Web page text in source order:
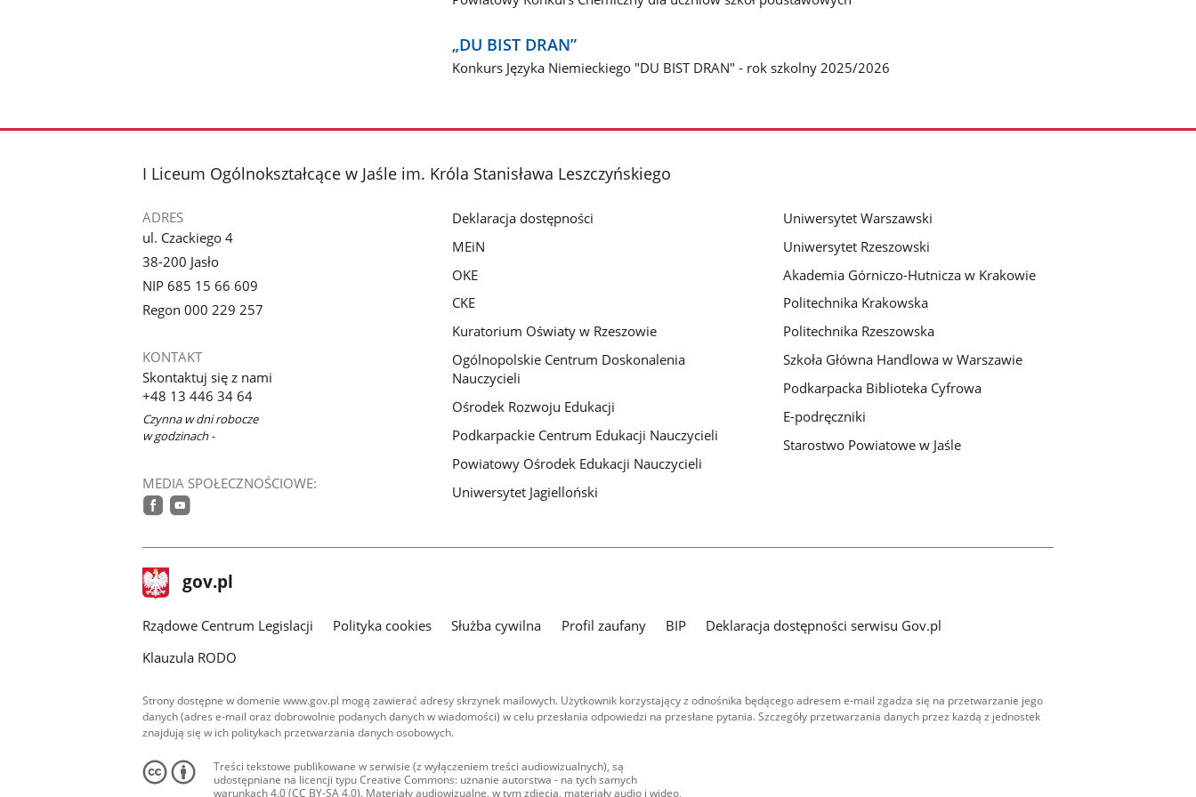
„DU BIST DRAN”
Konkurs Języka Niemieckiego "DU BIST DRAN" - rok szkolny 2025/2026
stopka
I Liceum Ogólnokształcące w Jaśle im. Króla Stanisława Leszczyńskiego
ADRES
ul. Czackiego 4
38-200 Jasło
NIP 685 15 66 609
Regon 000 229 257
KONTAKT
Skontaktuj się z nami
+48 13 446 34 64
Czynna w dni robocze
w godzinach -
MEDIA SPOŁECZNOŚCIOWE:
Deklaracja dostępności
MEiN
OKE
CKE
Kuratorium Oświaty w Rzeszowie
Ogólnopolskie Centrum Doskonalenia
Nauczycieli
Ośrodek Rozwoju Edukacji
Podkarpackie Centrum Edukacji Nauczycieli
Powiatowy Ośrodek Edukacji Nauczycieli
Uniwersytet Jagielloński
Uniwersytet Warszawski
Uniwersytet Rzeszowski
Akademia Górniczo-Hutnicza w Krakowie
Politechnika Krakowska
Politechnika Rzeszowska
Szkoła Główna Handlowa w Warszawie
Podkarpacka Biblioteka Cyfrowa
E-podręczniki
Starostwo Powiatowe w Jaśle
stopka
gov.pl Strona
gov.pl
Rządowe Centrum Legislacji Polityka cookies Służba cywilna Profil zaufany BIP
Deklaracja dostępności serwisu Gov.pl
Klauzula RODO
Strony dostępne w domenie www.gov.pl mogą zawierać adresy skrzynek mailowych. Użytkownik korzystający z odnośnika będącego adresem e-mail zgadza się na przetwarzanie jego
danych (adres e-mail oraz dobrowolnie podanych danych w wiadomości) w celu przesłania odpowiedzi na przesłane pytania. Szczegóły przetwarzania danych przez każdą z jednostek
znajdują się w ich politykach przetwarzania danych osobowych.
Treści tekstowe publikowane w serwisie (z wyłączeniem treści audiowizualnych), są
udostępniane na licencji typu Creative Commons: uznanie autorstwa - na tych samych
warunkach 4.0 (CC BY-SA 4.0). Materiały audiowizualne, w tym zdjęcia, materiały audio i wideo,